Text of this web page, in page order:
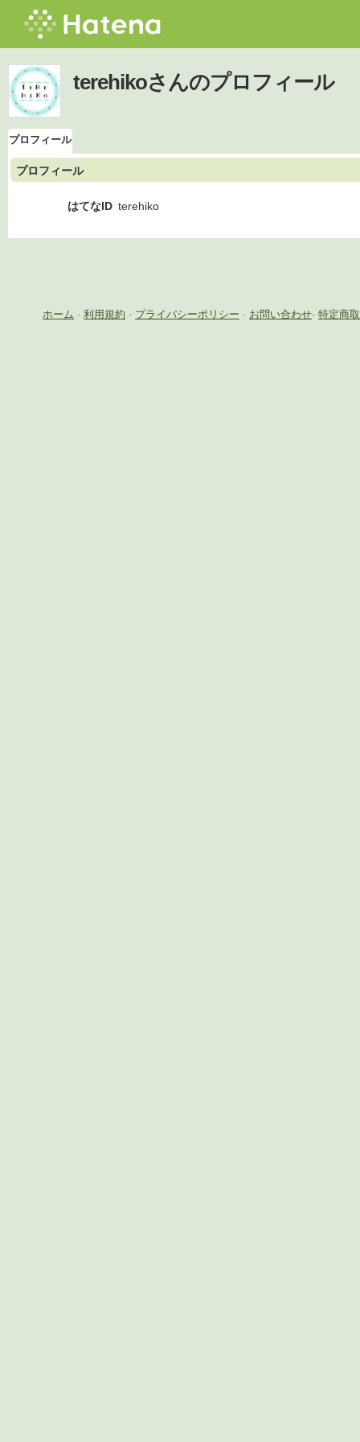
terehikoさんのプロフィール
プロフィール
プロフィール
はてなID terehiko
ホーム - 利用規約 - プライバシーポリシー - お問い合わせ- 特定商